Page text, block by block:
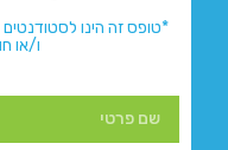
*טופס זה הינו
ו/או